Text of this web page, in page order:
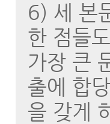
6) 세 본
한 점들
가장 큰
출에 합
을 갖게